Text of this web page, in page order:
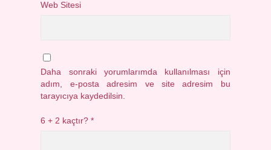
Web Sitesi
Daha sonraki yorumlarımda kullanılması için
adım, e-posta adresim ve site adresim bu
tarayıcıya kaydedilsin.
6 + 2 kaçtır?*